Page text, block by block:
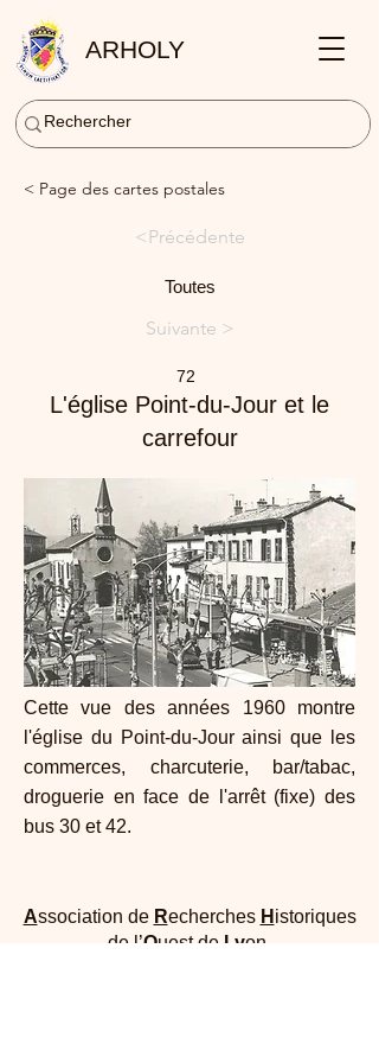
ARHOLY
< Page des cartes postales
<Précédente
Toutes
Suivante >
72
L'église Point-du-Jour et le
carrefour
Cette vue des années 1960 montre
l'église du Point-du-Jour ainsi que les
commerces, charcuterie, bar/tabac,
droguerie en face de l'arrêt (fixe) des
bus 30 et 42.
Association de Recherches H istoriques
de l’Ouest de Lyon